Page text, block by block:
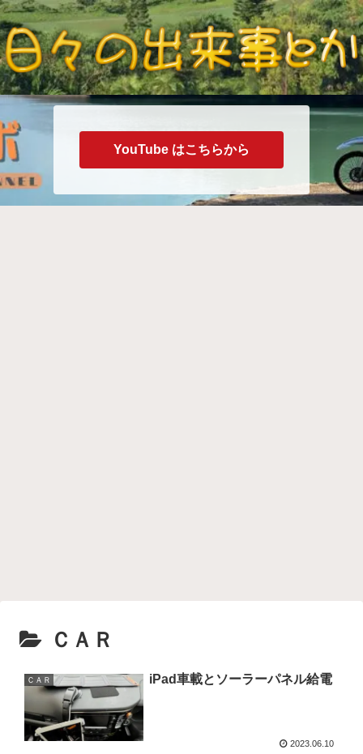
YouTube はこちらから
ＣＡＲ
ＣＡＲ iPad車載とソーラーパネル給電
2023.06.10